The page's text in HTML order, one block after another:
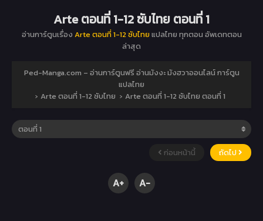
Arte ตอนที่ 1-12 ซับไทย ตอนที่ 1
อ่านการ์ตูนเรื่อง Arte ตอนที่ 1-12 ซับไทยแปลไทย ทุกตอน อัพเดทตอน
ล่าสุด
Ped-Manga.com – อ่านการ์ตูนฟรี อ่านมังงะ มังฮวาออนไลน์ การ์ตูน
แปลไทย
› Arte ตอนที่ 1-12 ซับไทย › Arte ตอนที่ 1-12 ซับไทย ตอนที่ 1
ก่อนหน้านี้ ถัดไป
A+ A-